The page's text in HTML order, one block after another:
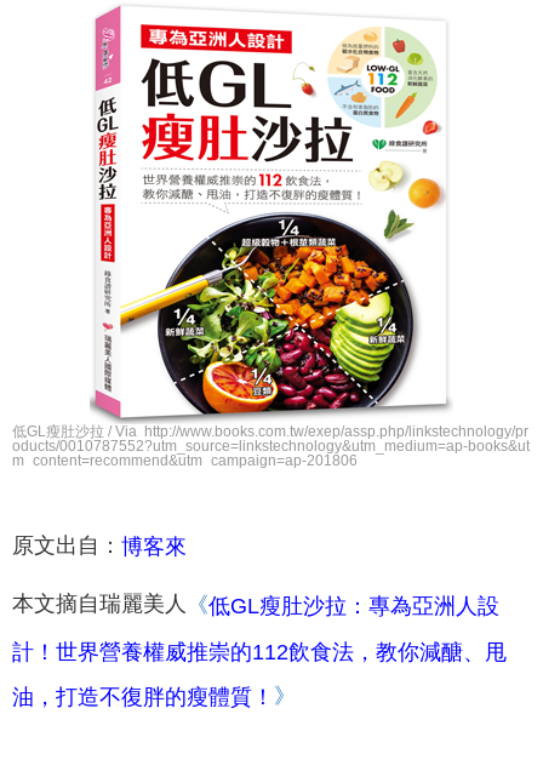
低GL瘦肚沙拉 / Via http://www.books.com.tw/exep/assp.php/linkstechnology/pr
oducts/0010787552?utm_source=linkstechnology&utm_medium=ap-books&ut
m_content=recommend&utm_campaign=ap-201806
原文出自： 博客來
本文摘自瑞麗美人 《低GL瘦肚沙拉：專為亞洲人設
計！世界營養權威推崇的112飲食法，教你減醣、甩
油，打造不復胖的瘦體質！ 》